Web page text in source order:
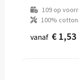
109op
100% cotton.
vanaf € 1,53